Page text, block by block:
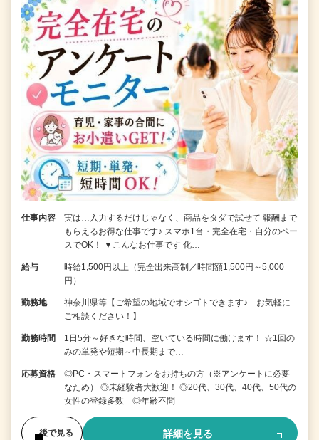
仕事内容
実は…入力するだけじゃなく、商品をタダで試せて 報酬まで
もらえるお得な仕事です♪ スマホ1台・完全在宅・自分のペー
スでOK！ ▼こんなお仕事です 化…
給与
時給1,500円以上（完全出来高制／時間額1,500円～5,000
円）
勤務地
神奈川県等【ご希望の地域でオシゴトできます♪ お気軽に
ご相談ください！】
勤務時間
1日5分～好きな時間、空いている時間に働けます！ ☆1回の
みの単発や短期～中長期まで…
応募資格
◎PC・スマートフォンをお持ちの方（※アンケートに必要
なため） ◎未経験者大歓迎！ ◎20代、30代、40代、50代の
女性の登録多数 ◎年齢不問
後で見る 詳細を見る